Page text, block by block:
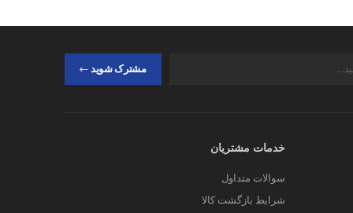
مشترک شوید
خدمات مشتریان
سوالات متداول
شرایط بازگشت کالا